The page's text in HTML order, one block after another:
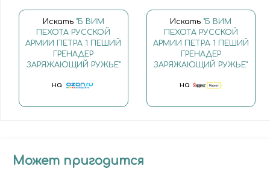
Искать "Б ВИМ
ПЕХОТА РУССКОЙ
АРМИИ ПЕТРА 1 ПЕШИЙ
ГРЕНАДЕР
ЗАРЯЖАЮЩИЙ РУЖЬЕ"
на
Искать "Б ВИМ
ПЕХОТА РУССКОЙ
АРМИИ ПЕТРА 1 ПЕШИЙ
ГРЕНАДЕР
ЗАРЯЖАЮЩИЙ РУЖЬЕ"
на
Может пригодится